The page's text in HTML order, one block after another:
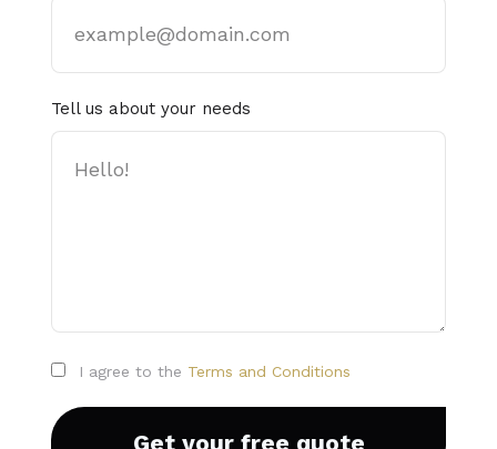
Tell us about your needs
I agree to the Terms and Conditions